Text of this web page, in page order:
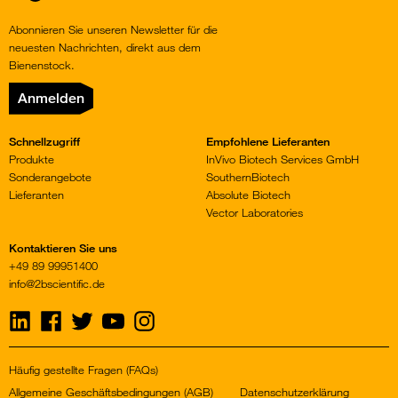
Abonnieren Sie unseren Newsletter für die
neuesten Nachrichten, direkt aus dem
Bienenstock.
Anmelden
Schnellzugriff
Produkte
Sonderangebote
Lieferanten
Empfohlene Lieferanten
InVivo Biotech Services GmbH
SouthernBiotech
Absolute Biotech
Vector Laboratories
Kontaktieren Sie uns
+49 89 99951400
info@2bscientific.de
Visit
us
on
Visit
on
Visit
us
on
Visit
us
on
Visit
us
on
Häufig gestellte Fragen (FAQs)
Allgemeine Geschäftsbedingungen (AGB)
Datenschutzerklärung